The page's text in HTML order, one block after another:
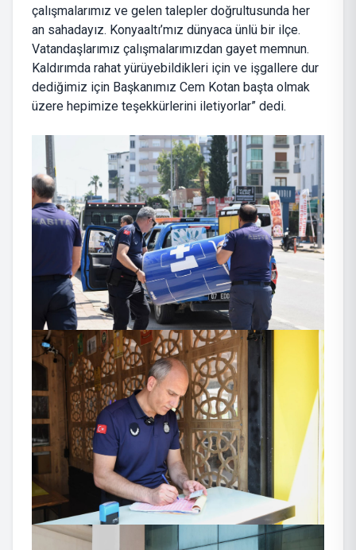
çalışmalarımız ve gelen talepler doğrultusunda her
an sahadayız. Konyaaltı’mız dünyaca ünlü bir ilçe.
Vatandaşlarımız çalışmalarımızdan gayet memnun.
Kaldırımda rahat yürüyebildikleri için ve işgallere dur
dediğimiz için Başkanımız Cem Kotan başta olmak
üzere hepimize teşekkürlerini iletiyorlar” dedi.